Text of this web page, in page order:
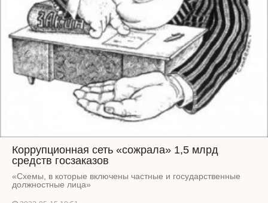
Коррупционная сеть «сожрала» 1,5 млрд
средств госзаказов
«Схемы, в которые включены частные и государственные
должностные лица»